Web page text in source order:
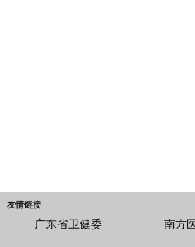
友情链接
广东省卫健委 南方